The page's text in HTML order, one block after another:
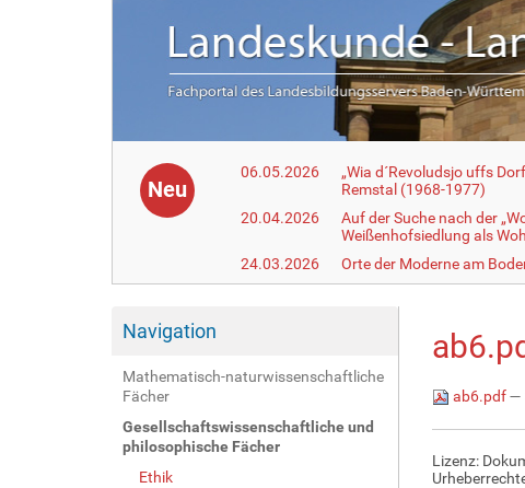
Neu
06.05.2026
„Wia d´Revoludsjo uffs
Remstal (1968-1977)
20.04.2026
Auf der Suche nach der
Weißenhofsiedlung als
24.03.2026
Orte der Moderne am
Navigation
Mathematisch-naturwissenschaftliche
Fächer
Gesellschaftswissenschaftliche und
philosophische Fächer
Ethik
ab6.pdf—
Lizenz: